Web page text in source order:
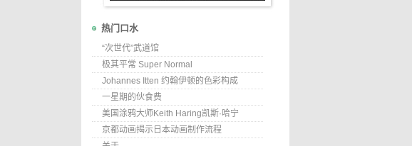
热门口水
“次世代”武道馆
极其平常 Super Normal
Johannes Itten 约翰伊顿的色彩构成
一星期的伙食费
美国涂鸦大师Keith Haring凯斯·哈宁
京都动画揭示日本动画制作流程